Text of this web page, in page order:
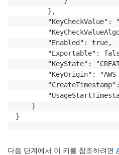
        },
"KeyCheckValue":
        "Enabled": true,
"Exportable":
"KeyState":
"KeyOrigin":
    }
}
다음 단계에서 이 키를 참조하려면